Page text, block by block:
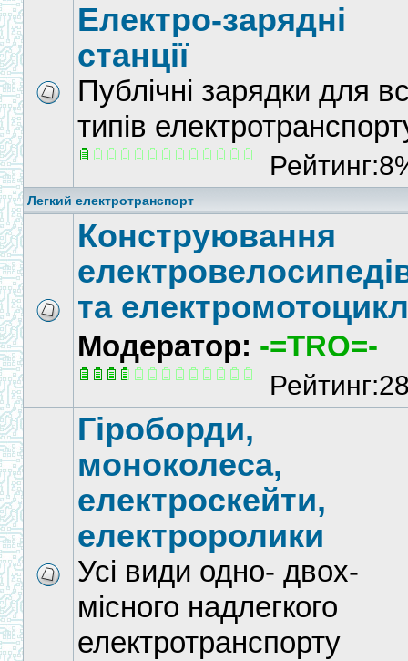
Електро-зарядні
станції
Публічні зарядки для
типів
Легкий електротранспорт
Конструювання
та
Модератор: -=TRO=-
Гіроборди,
моноколеса,
електроскейти,
електроролики
Усі види одно- двох-
місного надлегкого
електротранспорту